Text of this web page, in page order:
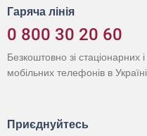
Гаряча лінія
0 800 30 20 60
Безкоштовно зі стаціонарних і
мобільних телефонів в Україні
Приєднуйтесь